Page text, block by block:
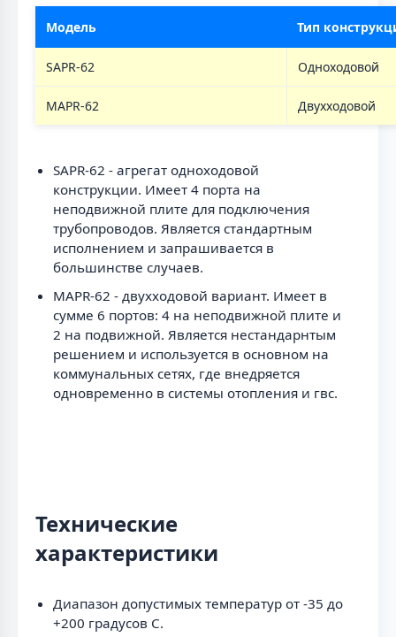
Модель Тип
SAPR-62 Одноходовой
MAPR-62 Двухходовой
SAPR-62 - агрегат одноходовой
конструкции. Имеет 4 порта на
неподвижной плите для подключения
трубопроводов. Является стандартным
исполнением и запрашивается в
большинстве случаев.
MAPR-62 - двухходовой вариант. Имеет в
сумме 6 портов: 4 на неподвижной плите и
2 на подвижной. Является нестандарнтым
решением и используется в основном на
коммунальных сетях, где внедряется
одновременно в системы отопления и гвс.
Технические
характеристики
Диапазон допустимых температур от -35 до
+200 градусов C.